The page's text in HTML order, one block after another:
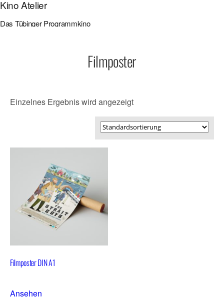
Kino Atelier
Das Tübinger Programmkino
Film­pos­ter
Einzelnes Ergebnis wird angezeigt
Film­pos­ter DIN A1
Ansehen